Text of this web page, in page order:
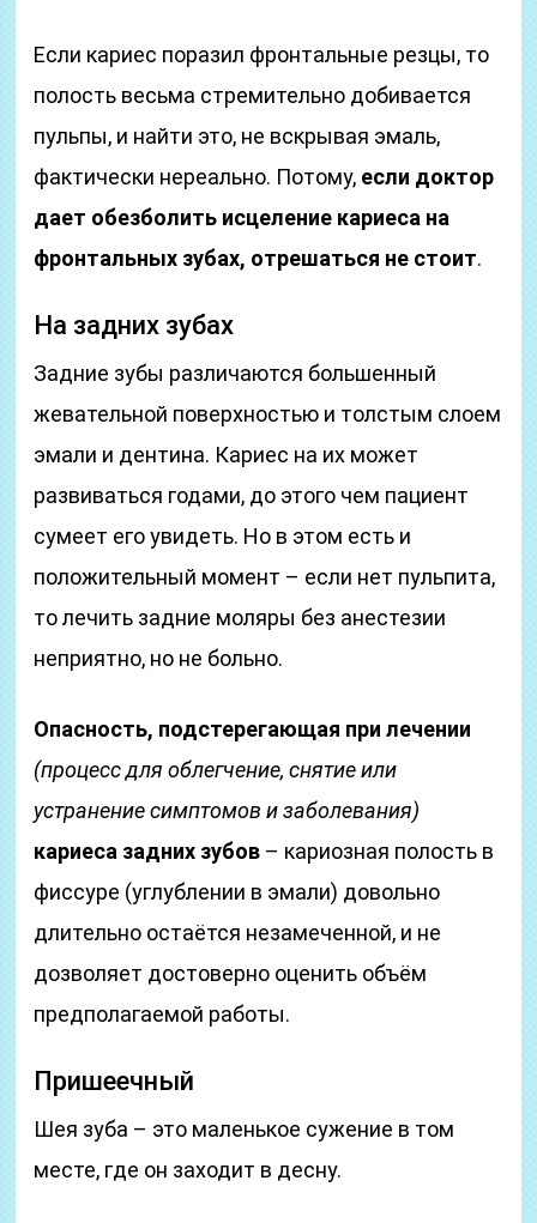
Если кариес поразил фронтальные резцы, то
полость весьма стремительно добивается
пульпы, и найти это, не вскрывая эмаль,
фактически нереально. Потому, если доктор
дает обезболить исцеление кариеса на
фронтальных зубах, отрешаться не стоит.
На задних зубах
Задние зубы различаются большенный
жевательной поверхностью и толстым слоем
эмали и дентина. Кариес на их может
развиваться годами, до этого чем пациент
сумеет его увидеть. Но в этом есть и
положительный момент – если нет пульпита,
то лечить задние моляры без анестезии
неприятно, но не больно.
Опасность, подстерегающая при лечении
(процесс для облегчение, снятие или
устранение симптомов и заболевания)
кариеса задних зубов – кариозная полость в
фиссуре (углублении в эмали) довольно
длительно остаётся незамеченной, и не
дозволяет достоверно оценить объём
предполагаемой работы.
Пришеечный
Шея зуба – это маленькое сужение в том
месте, где он заходит в десну.